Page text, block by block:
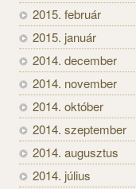
2015. február
2015. január
2014. december
2014. november
2014. október
2014. szeptember
2014. augusztus
2014. július